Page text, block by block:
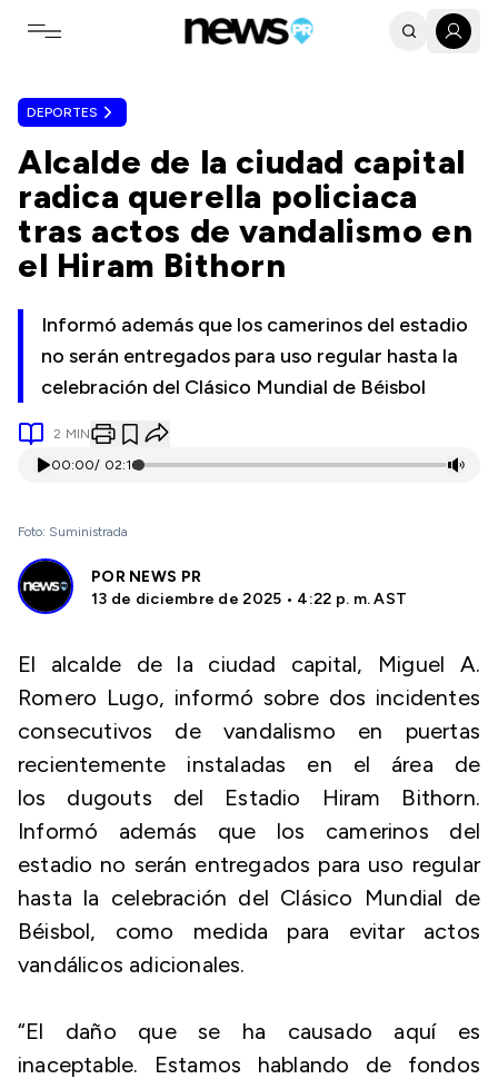
Toggle navigation menu
DEPORTES
Alcalde de la ciudad capital
radica querella policiaca
tras actos de vandalismo en
el Hiram Bithorn
Informó además que los camerinos del estadio
no serán entregados para uso regular hasta la
celebración del Clásico Mundial de Béisbol
2 MIN
00:00/ 02:16
Foto: Suministrada
POR NEWS PR
13 de diciembre de 2025 • 4:22 p. m. AST
El alcalde de la ciudad capital, Miguel A.
Romero Lugo, informó sobre dos incidentes
consecutivos de vandalismo en puertas
recientemente instaladas en el área de
los dugouts del Estadio Hiram Bithorn.
Informó además que los camerinos del
estadio no serán entregados para uso regular
hasta la celebración del Clásico Mundial de
Béisbol, como medida para evitar actos
vandálicos adicionales.
“El daño que se ha causado aquí es
inaceptable. Estamos hablando de fondos